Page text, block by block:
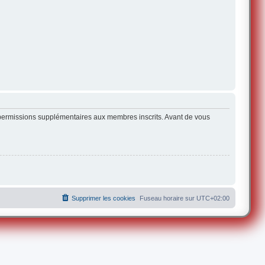
supplémentaires aux membres inscrits. Avant de vous
Fuseau horaire sur UTC+02:00
Supprimer les cookies